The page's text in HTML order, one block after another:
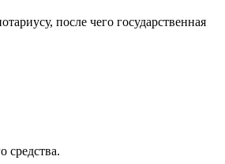
после чего государственная
средства.